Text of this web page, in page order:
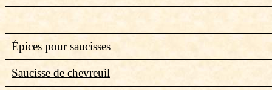
Épices pour saucisses
Saucisse de chevreuil